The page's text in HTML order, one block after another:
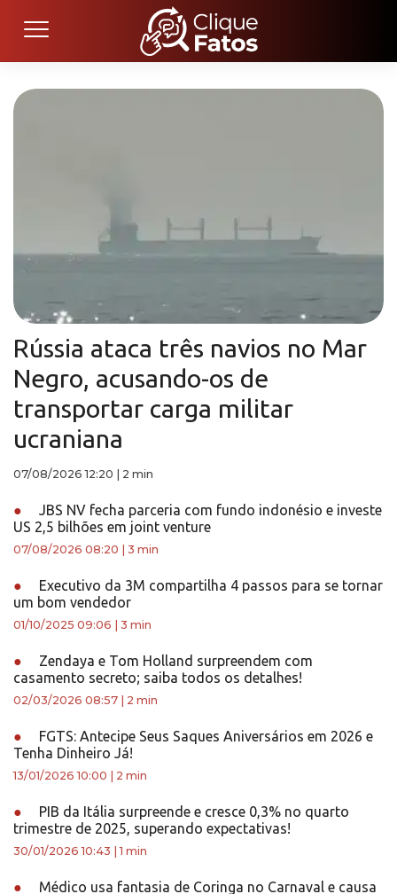
Rússia ataca três navios no Mar
Negro, acusando-os de
transportar carga militar
ucraniana
07/08/2026 12:20 2 min
●
JBS NV fecha parceria com fundo indonésio e investe
US 2,5 bilhões em joint venture
07/08/2026 08:20 3 min
●
Executivo da 3M compartilha 4 passos para se tornar
um bom vendedor
01/10/2025 09:06 3 min
●
Zendaya e Tom Holland surpreendem com
casamento secreto; saiba todos os detalhes!
02/03/2026 08:57 2 min
●
FGTS: Antecipe Seus Saques Aniversários em 2026 e
Tenha Dinheiro Já!
13/01/2026 10:00 2 min
●
PIB da Itália surpreende e cresce 0,3% no quarto
trimestre de 2025, superando expectativas!
30/01/2026 10:43 |1 min
●
Médico usa fantasia de Coringa no Carnaval e causa